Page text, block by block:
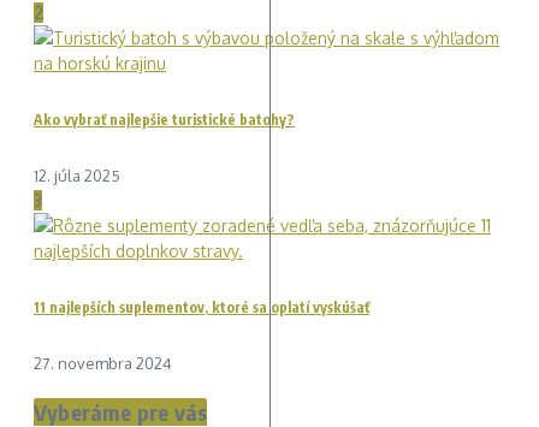
2
Ako vybrať najlepšie turistické batohy?
12. júla 2025
3
11 najlepších suplementov, ktoré sa oplatí vyskúšať
27. novembra 2024
Vyberáme pre vás